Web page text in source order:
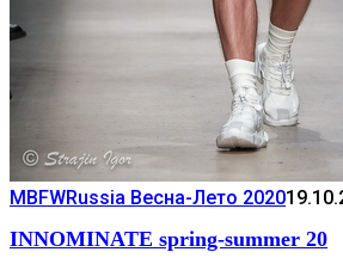
MBFWRussia Весна-Лето 2020
INNOMINATE spring-summer 20